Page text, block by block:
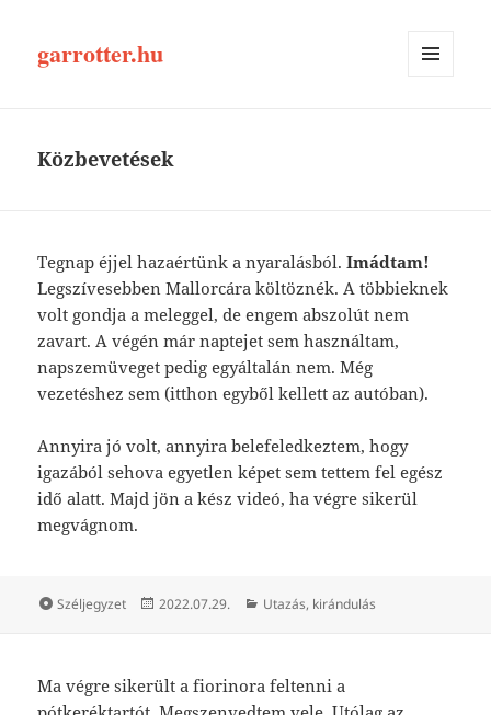
garrotter.hu
Közbevetések
Tegnap éjjel hazaértünk a nyaralásból.Imádtam!
Legszívesebben Mallorcára költöznék. A többieknek
volt gondja a meleggel, de engem abszolút nem
zavart. A végén már naptejet sem használtam,
napszemüveget pedig egyáltalán nem. Még
vezetéshez sem (itthon egyből kellett az autóban).
Annyira jó volt, annyira belefeledkeztem, hogy
igazából sehova egyetlen képet sem tettem fel egész
idő alatt. Majd jön a kész videó, ha végre sikerül
megvágnom.
Forma
Széljegyzet Közzétéve
2022.07.29. Kategória
Utazás, kirándulás
Ma végre sikerült a fiorinora feltenni a